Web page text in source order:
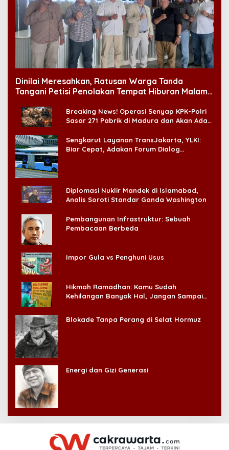
Dinilai Meresahkan, Ratusan Warga Tanda
Tangani Petisi Penolakan Tempat Hiburan Malam
Breaking News! Operasi Senyap KPK-Polri
Sasar 271 Pabrik di Madura dan Akan Ada
Sengkarut Layanan TransJakarta, YLKI:
Biar Cepat, Adakan Forum Dialog
Diplomasi Nuklir Mandek di Islamabad,
Analis Soroti Standar Ganda Washington
Pembangunan Infrastruktur: Sebuah
Pembacaan Berbeda
Impor Gula vs Penghuni Usus
Hikmah Ramadhan: Kamu Sudah
Kehilangan Banyak Hal, Jangan Sampai
Blokade Tanpa Perang di Selat Hormuz
Energi dan Gizi Generasi